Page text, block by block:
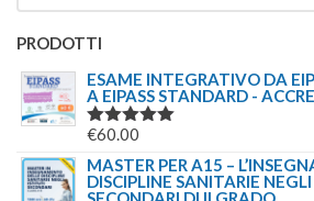
PRODOTTI
ESAME INTEGRATIVO DA
A EIPASS STANDARD -
VALUTATO
€60.00
MASTER PER A15 –
DISCIPLINE SANITARIE